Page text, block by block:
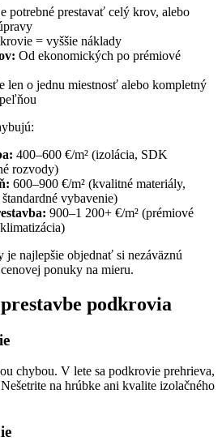
potrebné prestavať celý krov, alebo
= vyššie náklady
Od ekonomických po prémiové
len o jednu miestnosť alebo kompletný
400–600 €/m² (izolácia, SDK
rozvody)
600–900 €/m² (kvalitné materiály,
vybavenie)
900–1 200+ €/m² (prémiové
je najlepšie objednať si nezáväznú
ponuky na mieru.
podkrovia
chybou. V lete sa podkrovie prehrieva,
na hrúbke ani kvalite izolačného